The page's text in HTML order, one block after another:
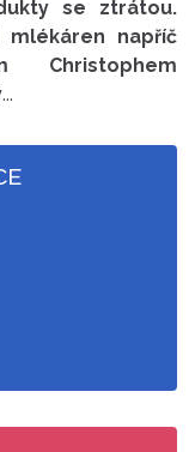
se ztrátou.
napříč
Christophem
...